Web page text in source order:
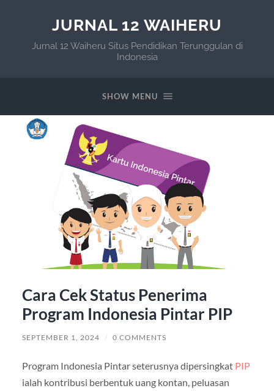
JURNAL 12 WAIHERU
Jurnal 12 Waiheru Situs Pendidikan Terunggulan di
Indonesia
SHOW MENU
Cara Cek Status Penerima
Program Indonesia Pintar PIP
SEPTEMBER 1, 2024 / 0 COMMENTS
Program Indonesia Pintar seterusnya dipersingkat PIP
ialah kontribusi berbentuk uang kontan, peluasan